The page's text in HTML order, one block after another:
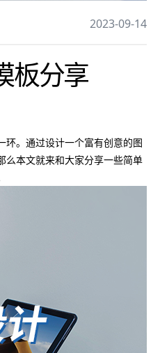
2023-09-14
板分享
。通过设计一个富有创意的图
本文就来和大家分享一些简单